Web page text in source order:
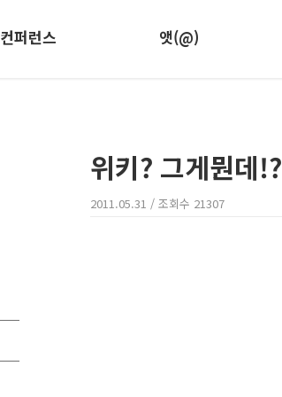
컨퍼런스 앳(@)
위키? 그게뭔데!?
2011.05.31 / 조회수 21307